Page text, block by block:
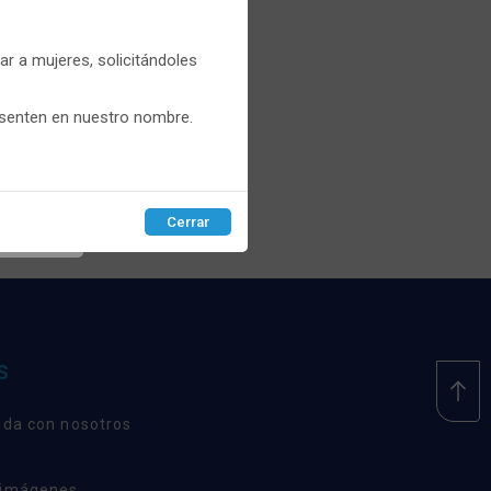
con nosotros
a mujeres, solicitándoles
en nuestro nombre.
Cerrar